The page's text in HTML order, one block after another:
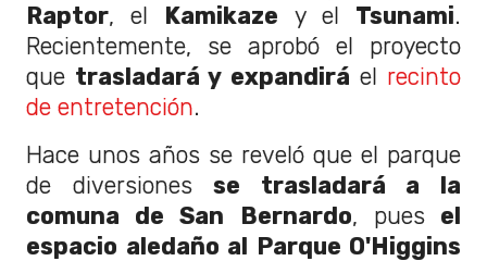
Raptor, el Kamikaze y el Tsunami.
Recientemente, se aprobó el proyecto
que trasladará y expandirá el recinto
de entretención.
Hace unos años se reveló que el parque
de diversionesse trasladará a la
comuna de San Bernardo, puesel
espacio aledaño al Parque O'Higgins